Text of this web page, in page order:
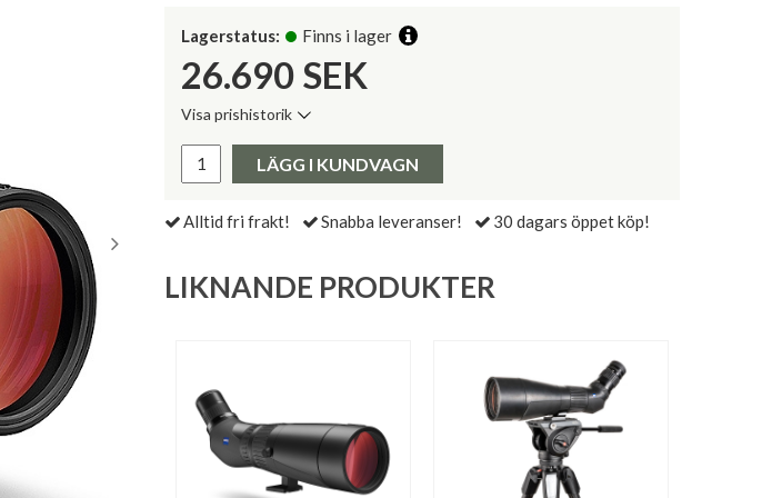
Lagerstatus: Finns i lager
26.690 SEK
Visa prishistorik
Pris:
LÄGG I KUNDVAGN
Alltid fri frakt! Snabba leveranser! 30 dagars öppet köp!
LIKNANDE PRODUKTER